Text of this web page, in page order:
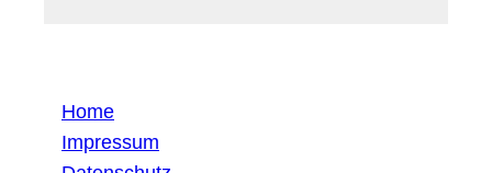
Home
Impressum